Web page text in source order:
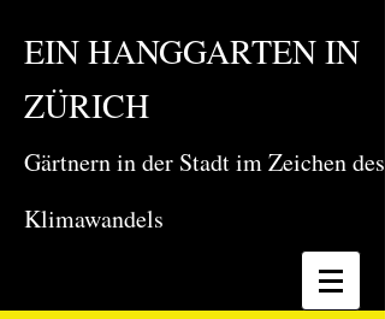
EIN HANGGARTEN IN
ZÜRICH
Gärtnern in der Stadt im Zeichen des
Klimawandels